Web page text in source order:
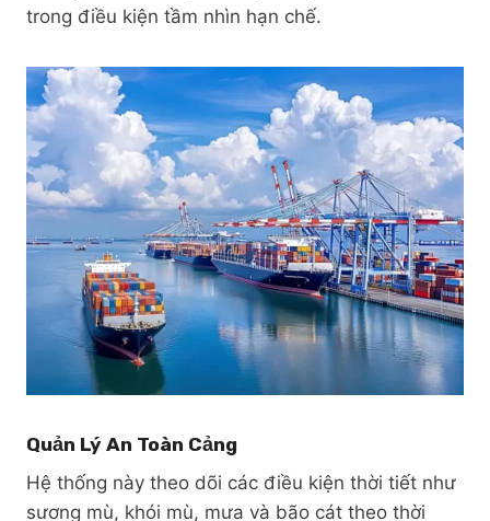
trong điều kiện tầm nhìn hạn chế.
Quản Lý An Toàn Cảng
Hệ thống này theo dõi các điều kiện thời tiết như
sương mù, khói mù, mưa và bão cát theo thời